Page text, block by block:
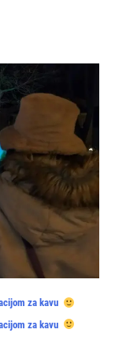
za kavu
za kavu